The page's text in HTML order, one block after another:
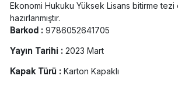
Ekonomi Hukuku Yüksek Lisans bitirme tezi
hazırlanmıştır.
Barkod : 9786052641705
Yayın Tarihi : 2023 Mart
Kapak Türü : Karton Kapaklı